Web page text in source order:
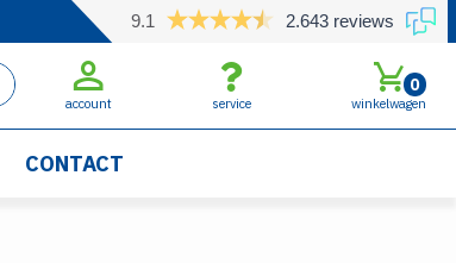
9.1 2.643 reviews
account service winkelwagen
0
CONTACT